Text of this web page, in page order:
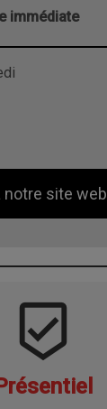
immédiate
notre site web
beenhere
Présentiel